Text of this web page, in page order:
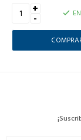
+
-